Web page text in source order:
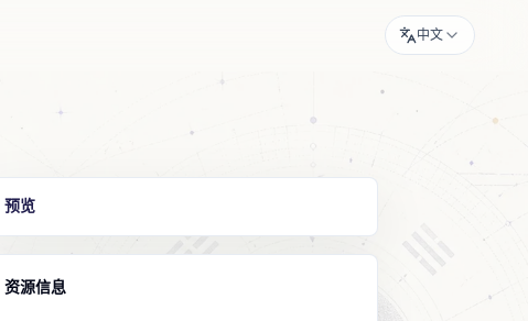
中文
预览
资源信息